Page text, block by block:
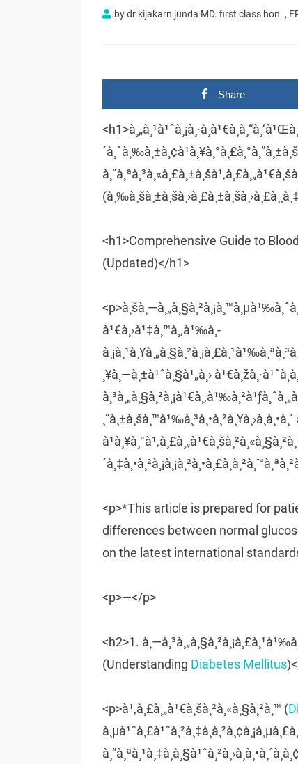
bydr.kijakarn junda MD. first class hon. ,
Share
<h1>Comprehensive Guide to
(Updated)</h1>
à¹€à¸›à¹‡à¸™à¸‚à¹‰à¸­
¸¥à¸—à¸±à¹ˆà¸§à¹„à¸›
<p>*This article is prepared for
differences between normal
on the latest international
<p>—</p>
<h2>1.
(Understanding Diabetes Mellitus
<p>à¹‚à¸£à¸„à¹€à¸šà¸²à¸«à¸§à¸²à¸™ (